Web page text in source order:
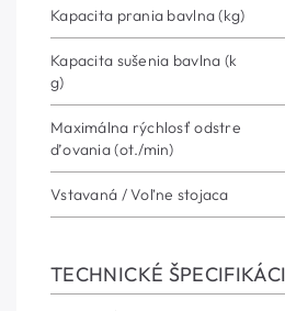
Kapacita prania bavlna (kg)
Kapacita sušenia bavlna (k
g)
Maximálna rýchlosť odstre
ďovania (ot./min)
Vstavaná / Voľne stojaca
TECHNICKÉ